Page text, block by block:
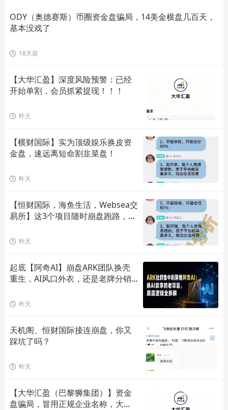
ODY（奥德赛斯）币圈资金盘骗局，14美金横盘几百天，
基本没戏了
18天前
【大华汇盈】深度风险预警：已经
开始单割，会员抓紧提现！！！
昨天
【横财国际】实为顶级娱乐换皮资
金盘，速远离短命割韭菜盘！
昨天
【恒财国际，海鱼生活，Websea交
易所】这3个项目随时崩盘跑路，赶
昨天
起底【阿奇AI】崩盘ARK团队换壳
重生，AI风口外衣，还是老牌分销
昨天
天机阁、恒财国际接连崩盘，你又
踩坑了吗？
昨天
【大华汇盈（巴黎狮集团）】资金
盘骗局，冒用正规企业名称，大量